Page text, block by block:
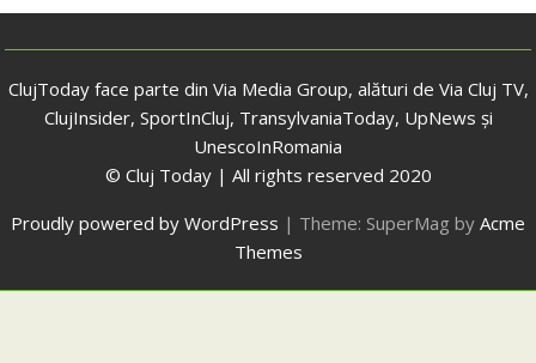
ClujToday face parte din Via Media Group, alături de Via Cluj TV,
ClujInsider, SportInCluj, TransylvaniaToday, UpNews și
UnescoInRomania
© Cluj Today | All rights reserved 2020
Proudly powered by WordPress | Theme: SuperMag by Acme
Themes